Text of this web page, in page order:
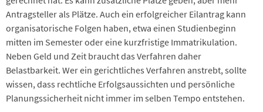
Antragsteller als Plätze. Auch ein erfolgreicher Eilantrag kann
organisatorische Folgen haben, etwa einen Studienbeginn
mitten im Semester oder eine kurzfristige Immatrikulation.
Neben Geld und Zeit braucht das Verfahren daher
Belastbarkeit. Wer ein gerichtliches Verfahren anstrebt, sollte
wissen, dass rechtliche Erfolgsaussichten und persönliche
Planungssicherheit nicht immer im selben Tempo entstehen.